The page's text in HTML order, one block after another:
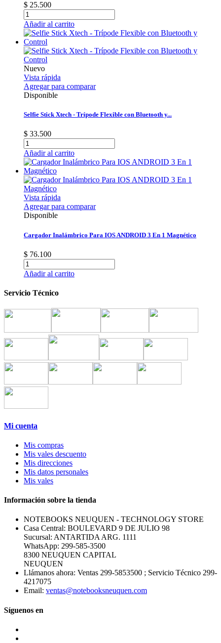
$ 25.500
Añadir al carrito
Nuevo
Vista rápida
Agregar para comparar
Disponible
Selfie Stick Xtech - Trípode Flexible con Bluetooth y...
$ 33.500
Añadir al carrito
Vista rápida
Agregar para comparar
Disponible
Cargador Inalámbrico Para IOS ANDROID 3 En 1 Magnético
$ 76.100
Añadir al carrito
Servicio Técnico
Mi cuenta
Mis compras
Mis vales descuento
Mis direcciones
Mis datos personales
Mis vales
Información sobre la tienda
NOTEBOOKS NEUQUEN - TECHNOLOGY STORE
Casa Central: BOULEVARD 9 DE JULIO 98
Sucursal: ANTARTIDA ARG. 1111
WhatsApp: 299-585-3500
8300 NEUQUEN CAPITAL
NEUQUEN
Llámanos ahora: Ventas 299-5853500 ; Servicio Técnico 299-
4217075
Email: ventas@notebooksneuquen.com
Síguenos en